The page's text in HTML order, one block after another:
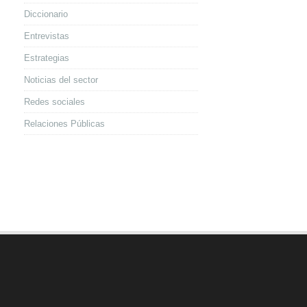
Diccionario
Entrevistas
Estrategias
Noticias del sector
Redes sociales
Relaciones Públicas